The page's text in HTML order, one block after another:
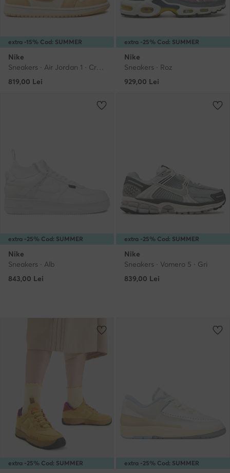
extra -15% Cod: SUMMER
Nike
Sneakers · Air Jordan 1 · Crem
819,00 Lei
extra -25% Cod: SUMMER
Nike
Sneakers · Roz
929,00 Lei
extra -25% Cod: SUMMER
Nike
Sneakers · Alb
843,00 Lei
extra -25% Cod: SUMMER
Nike
Sneakers · Vomero 5 · Gri
839,00 Lei
extra -25% Cod: SUMMER extra -25% Cod: SUMMER